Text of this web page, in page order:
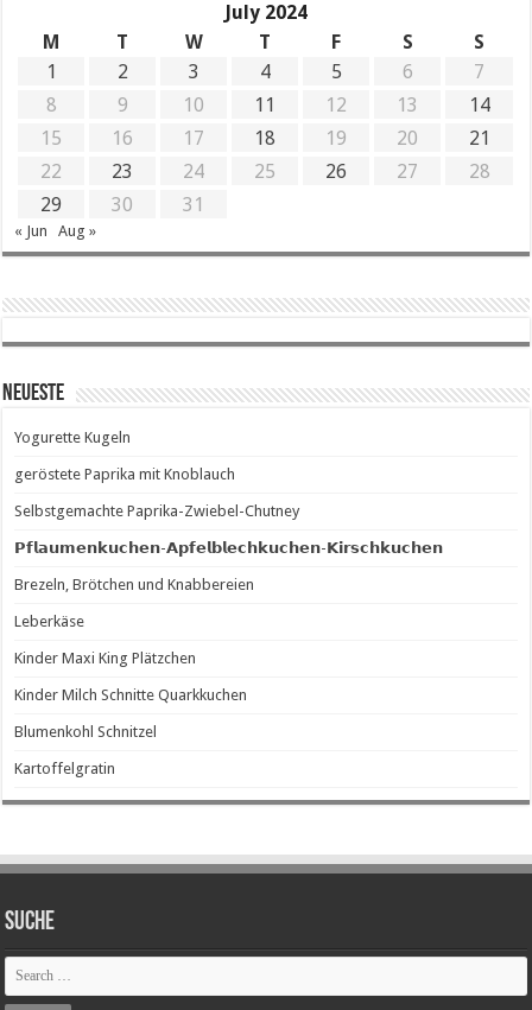
July 2024
M
T W T F S
S
1
2 3 4 5 6
7
8
9 10 11 12 13
14
15
16 17 18 19 20
21
22
23 24 25 26 27
28
29
30 31
« Jun Aug »
Neueste
Yogurette Kugeln
geröstete Paprika mit Knoblauch
Selbstgemachte Paprika-Zwiebel-Chutney
𝗣𝗳𝗹𝗮𝘂𝗺𝗲𝗻𝗸𝘂𝗰𝗵𝗲𝗻-𝗔𝗽𝗳𝗲𝗹𝗯𝗹𝗲𝗰𝗵𝗸𝘂𝗰𝗵𝗲𝗻-𝗞𝗶𝗿𝘀𝗰𝗵𝗸𝘂𝗰𝗵𝗲𝗻
Brezeln, Brötchen und Knabbereien
Leberkäse
Kinder Maxi King Plätzchen
Kinder Milch Schnitte Quarkkuchen
Blumenkohl Schnitzel
Kartoffelgratin
SUCHE